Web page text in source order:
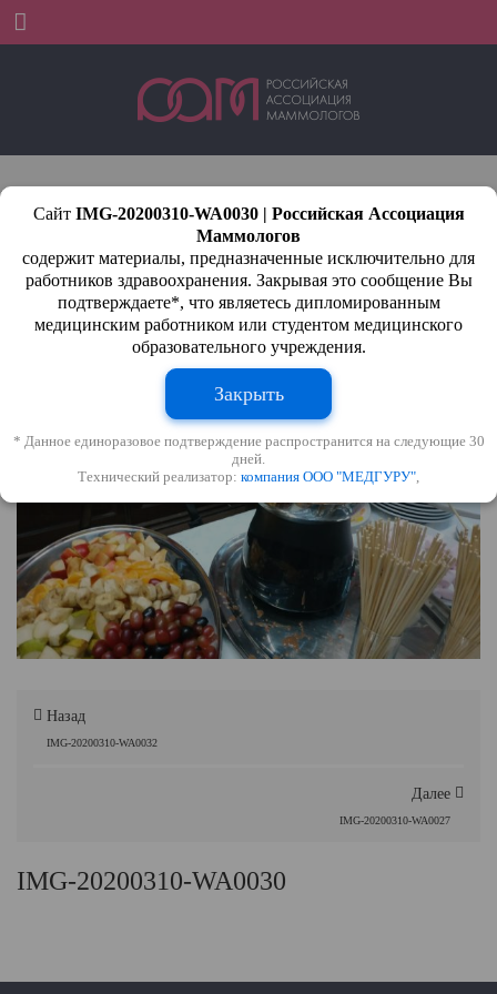
Menu
IMG-20200310-WA0030
Назад
IMG-20200310-WA0032
Далее
IMG-20200310-WA0027
IMG-20200310-WA0030
Сайт IMG-20200310-WA0030 | Российская Ассоциация
Маммологов
содержит материалы, предназначенные исключительно для
работников здравоохранения. Закрывая это сообщение Вы
подтверждаете*, что являетесь дипломированным
медицинским работником или студентом медицинского
образовательного учреждения.
Закрыть
* Данное единоразовое подтверждение распространится на следующие 30
дней.
Технический реализатор: компания ООО "МЕДГУРУ",